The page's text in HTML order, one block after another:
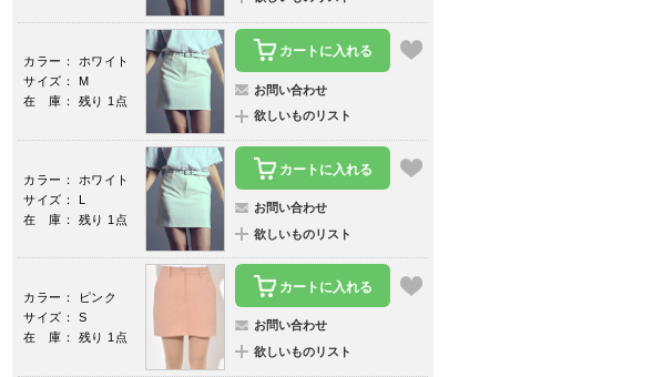
カラー： ホワイト
サイズ： M
在 庫： 残り 1点
カートに入れる
お問い合わせ
欲しいものリスト
カラー： ホワイト
サイズ： L
在 庫： 残り 1点
カートに入れる
お問い合わせ
欲しいものリスト
カラー： ピンク
サイズ： S
在 庫： 残り 1点
カートに入れる
お問い合わせ
欲しいものリスト